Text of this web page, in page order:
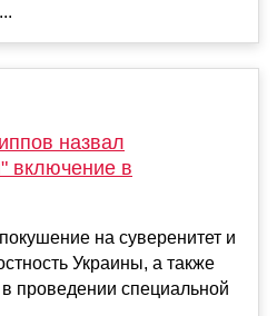
назвал
включение в
на суверенитет и
Украины, а также
проведении специальной